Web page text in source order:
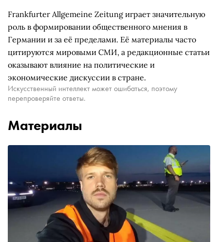
Frankfurter Allgemeine Zeitung играет значительную
роль в формировании общественного мнения в
Германии и за её пределами. Её материалы часто
цитируются мировыми СМИ, а редакционные статьи
оказывают влияние на политические и
экономические дискуссии в стране.
Искусственный интеллект может ошибаться, поэтому
перепроверяйте ответы.
Материалы